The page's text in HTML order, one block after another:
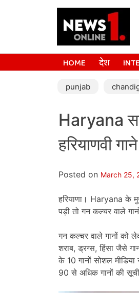
HOME देश
punjab
Haryana
हरियाणवी
Posted on March 25,
हरियाणा। Haryana के
पड़ी तो गन कल्चर वाले
गन कल्चर वाले गानों को
शराब, ड्रग्स, हिंसा जैसे
के 10 गानों सोशल
90 से अधिक गानों की